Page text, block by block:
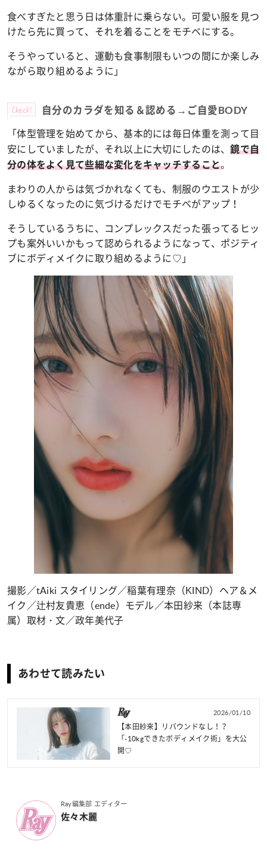
食べすぎたと思う日は体重計に乗らない。可愛い服を見つ
けたら先に買って、それを着ることをモチベにする。
そうやっていると、運動も食事制限もいつの間にか楽しみ
ながら取り組めるように 」
Check! 自分のカラダを知る＆認める→ご自愛BODY
「体型管理を始めてから、基本的には毎日体重を測って目
安にしていましたが、それ以上に大切にしたのは、鏡で自
分の体をよく見て些細な変化をキャッチすること。
まわりの人からは気づかれなくても、制服のウエストが少
しゆるくなったのに気づけるだけでモチベがアップ！
そうしているうちに、コンプレックスだった張ってるヒッ
プも案外いいかもって認められるようになって、ポジティ
ブにボディメイクに取り組めるように♡ 」
撮影／tAiki スタイリング／稲葉有理奈（KIND）ヘア＆メ
イク／辻村友貴恵（ende）モデル／本田紗来（本誌専
属）取材・文／政年美代子
あわせて読みたい
2026/01/10
【本田紗来】リバウンドなし！？
「-10kgできたボディメイク術」を大公
開♡
Ray編集部 エディター
佐々木麗